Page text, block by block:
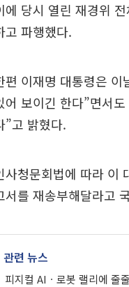
에 당시 열린 재경위
고 파행했다.
편 이재명 대통령은
어 보이긴 한다”면서
”고 밝혔다.
사청문회법에 따라 이
서를 재송부해달라고
관련 뉴스
피지컬 AIㆍ로봇 랠리에 줄